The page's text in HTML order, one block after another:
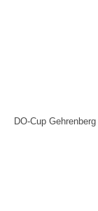
DO-Cup Gehrenberg